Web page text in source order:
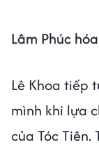
Lâm Phúc
Lê Khoa tiếp
mình khi lựa
của Tóc Tiên.